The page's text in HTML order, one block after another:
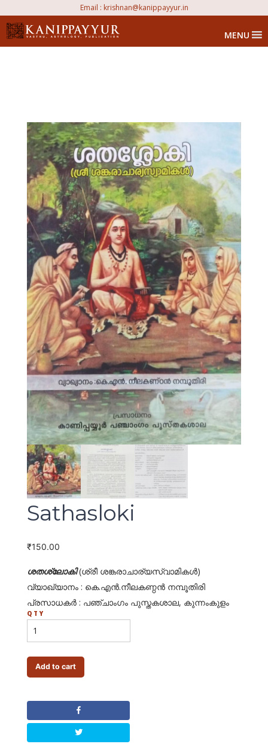
Email : krishnan@kanippayyur.in
MENU
Sathasloki
₹150.00
ശതശ്ലോകി (ശ്രീ ശങ്കരാചാര്യസ്വാമികള്)
വ്യാഖ്യാനം : കെ.എന്.നീലകണ്ഠന് നമ്പൂതിരി
പ്രസാധകര് : പഞ്ചാംഗം പുസ്തകശാല, കുന്നംകുളം
QTY
Add to cart